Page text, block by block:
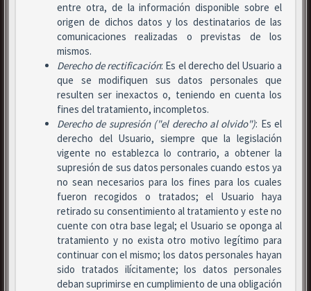
entre otra, de la información disponible sobre el
origen de dichos datos y los destinatarios de las
comunicaciones realizadas o previstas de los
mismos.
Derecho de rectificación: Es el derecho del Usuario a
que se modifiquen sus datos personales que
resulten ser inexactos o, teniendo en cuenta los
fines del tratamiento, incompletos.
Derecho de supresión ("el derecho al olvido"): Es el
derecho del Usuario, siempre que la legislación
vigente no establezca lo contrario, a obtener la
supresión de sus datos personales cuando estos ya
no sean necesarios para los fines para los cuales
fueron recogidos o tratados; el Usuario haya
retirado su consentimiento al tratamiento y este no
cuente con otra base legal; el Usuario se oponga al
tratamiento y no exista otro motivo legítimo para
continuar con el mismo; los datos personales hayan
sido tratados ilícitamente; los datos personales
deban suprimirse en cumplimiento de una obligación